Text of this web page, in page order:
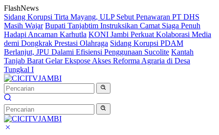
Langsung
ke
konten
FlashNews
Sidang Korupsi Tirta Mayang, ULP Sebut Penawaran PT DHS
Masih Wajar Bupati Tanjabtim Instruksikan Camat Siaga Penuh
Hadapi Ancaman Karhutla KONI Jambi Perkuat Kolaborasi Media
demi Dongkrak Prestasi Olahraga Sidang Korupsi PDAM
Berlanjut, JPU Dalami Efisiensi Penggunaan Sucolite Kantah
Tanjab Barat Gelar Ekspose Akses Reforma Agraria di Desa
Tungkal I